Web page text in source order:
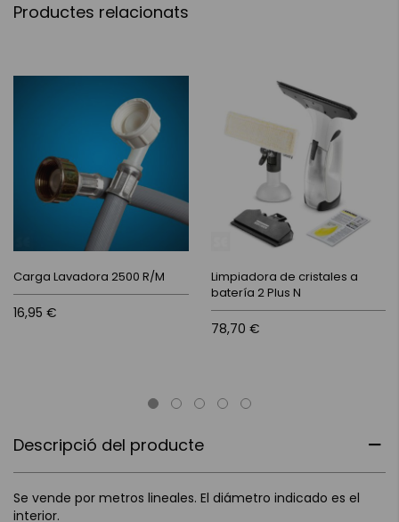
Descripció del producte
Se vende por metros lineales. El diámetro indicado es el
interior.
Productes relacionats
Carga Lavadora 2500 R/M
16,95 €
Limpiadora de cristales a
batería 2 Plus N
78,70 €